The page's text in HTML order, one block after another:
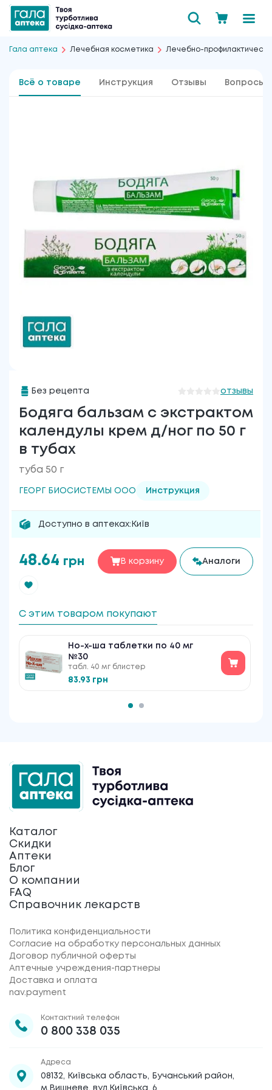
Гала аптека Лечебная косметика Лечебно-
Всё о товаре Инструкция Отзывы Вопросы
Без рецепта отзывы
Бодяга бальзам с экстрактом
календулы крем д/ног по 50 г
в тубах
туба 50 г
ГЕОРГ БИОСИСТЕМЫ ООО Инструкция
Доступно в аптеках: Київ
48.64 грн В корзину Аналоги
С этим товаром покупают
Но-х-ша таблетки по 40 мг
№30
табл. 40 мг блистер
83.93 грн
Каталог
Скидки
Аптеки
Блог
О компании
FAQ
Справочник лекарств
Политика конфиденциальности
Согласие на обработку персональных данных
Договор публичной оферты
Аптечные учреждения-партнеры
Доставка и оплата
nav.payment
Контактний телефон
0 800 338 035
Адреса
08132, Київська область, Бучанський район,
м.Вишневе, вул.Київська, 6